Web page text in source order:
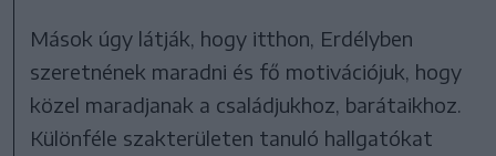
Mások úgy látják, hogy itthon, Erdélyben
szeretnének maradni és fő motivációjuk, hogy
közel maradjanak a családjukhoz, barátaikhoz.
Különféle szakterületen tanuló hallgatókat